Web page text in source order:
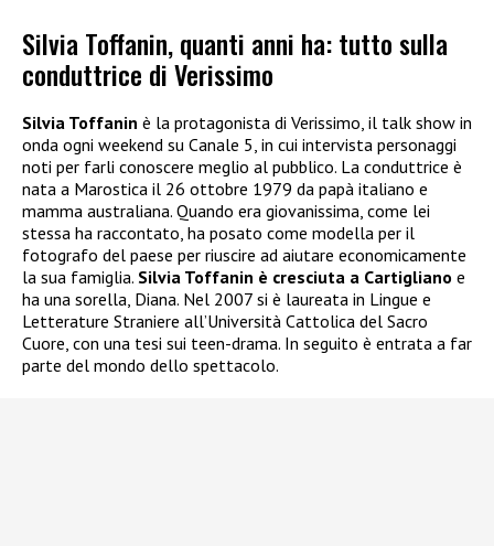
Silvia Toffanin, quanti anni ha: tutto sulla
conduttrice di Verissimo
Silvia Toffanin è la protagonista di Verissimo, il talk show in
onda ogni weekend su Canale 5, in cui intervista personaggi
noti per farli conoscere meglio al pubblico. La conduttrice è
nata a Marostica il 26 ottobre 1979 da papà italiano e
mamma australiana. Quando era giovanissima, come lei
stessa ha raccontato, ha posato come modella per il
fotografo del paese per riuscire ad aiutare economicamente
la sua famiglia. Silvia Toffanin è cresciuta a Cartigliano e
ha una sorella, Diana. Nel 2007 si è laureata in Lingue e
Letterature Straniere all’Università Cattolica del Sacro
Cuore, con una tesi sui teen-drama. In seguito è entrata a far
parte del mondo dello spettacolo.